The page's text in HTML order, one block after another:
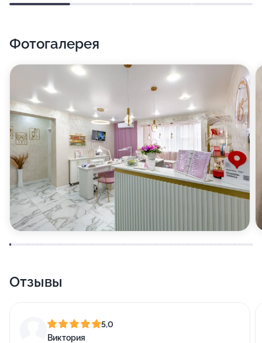
Фотогалерея
Отзывы
5,0
Виктория